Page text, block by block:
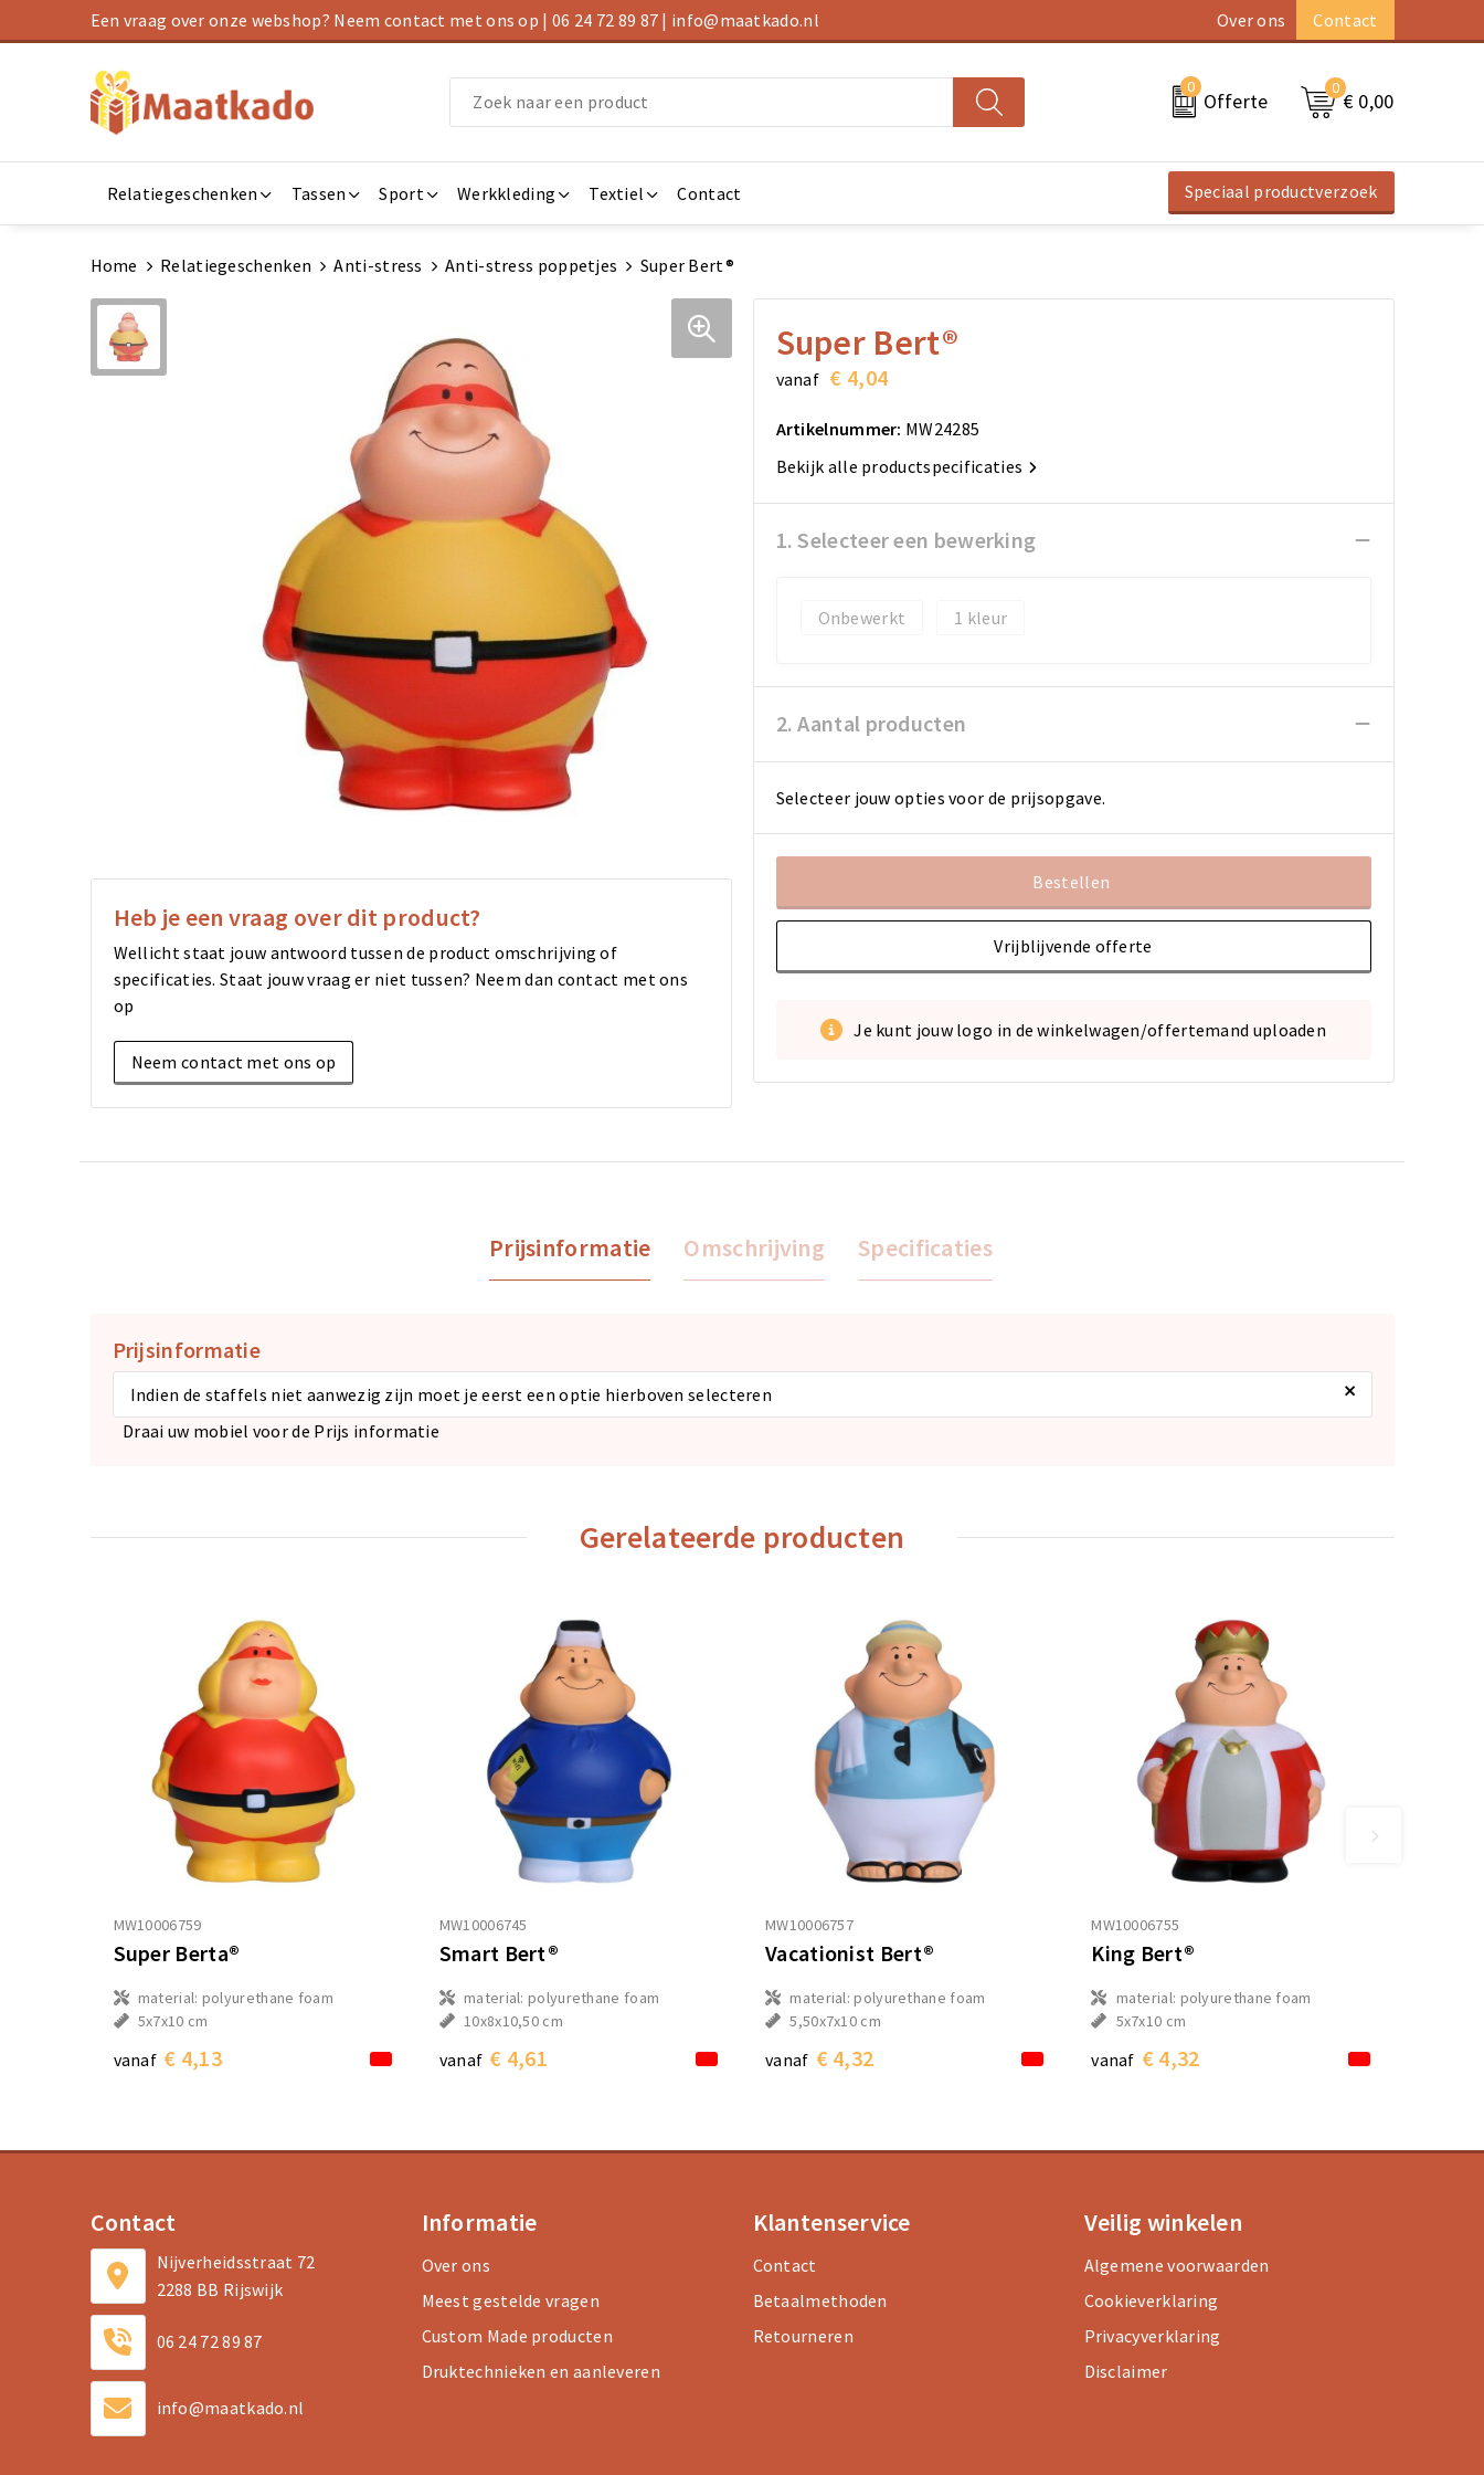
Een vraag over onze webshop? Neem contact met ons op | 06 24 72 89 87 | info@maatkado.nl Over ons Contact
0
Offerte
0
€ 0,00
Relatiegeschenken Tassen Sport Werkkleding Textiel Contact Speciaal productverzoek
Home Relatiegeschenken Anti-stress Anti-stress poppetjes Super Bert®
Heb je een vraag over dit product?
Wellicht staat jouw antwoord tussen de product omschrijving of
specificaties. Staat jouw vraag er niet tussen? Neem dan contact met ons
op
Neem contact met ons op
Super Bert®
vanaf € 4,04
Artikelnummer: MW24285
Bekijk alle productspecificaties
1. Selecteer een bewerking
Onbewerkt 1
2. Aantal producten
Selecteer jouw opties voor de prijsopgave.
Bestellen
Vrijblijvende offerte
Je kunt jouw logo in de winkelwagen/offertemand uploaden
Prijsinformatie Omschrijving Specificaties
Prijsinformatie
Indien de staffels niet aanwezig zijn moet je eerst een optie hierboven selecteren ×
Draai uw mobiel voor de Prijs informatie
Gerelateerde producten
MW10006759
Super Berta®
material: polyurethane foam
5x7x10 cm
vanaf € 4,13
MW10006745
Smart Bert®
material: polyurethane foam
10x8x10,50 cm
vanaf € 4,61
MW10006757
Vacationist Bert®
material: polyurethane foam
5,50x7x10 cm
vanaf € 4,32
MW10006755
King Bert®
material: polyurethane foam
5x7x10 cm
vanaf € 4,32
Contact
Nijverheidsstraat 72
2288 BB Rijswijk
06 24 72 89 87
info@maatkado.nl
Informatie
Over ons
Meest gestelde vragen
Custom Made producten
Druktechnieken en aanleveren
Klantenservice
Contact
Betaalmethoden
Retourneren
Veilig winkelen
Algemene voorwaarden
Cookieverklaring
Privacyverklaring
Disclaimer